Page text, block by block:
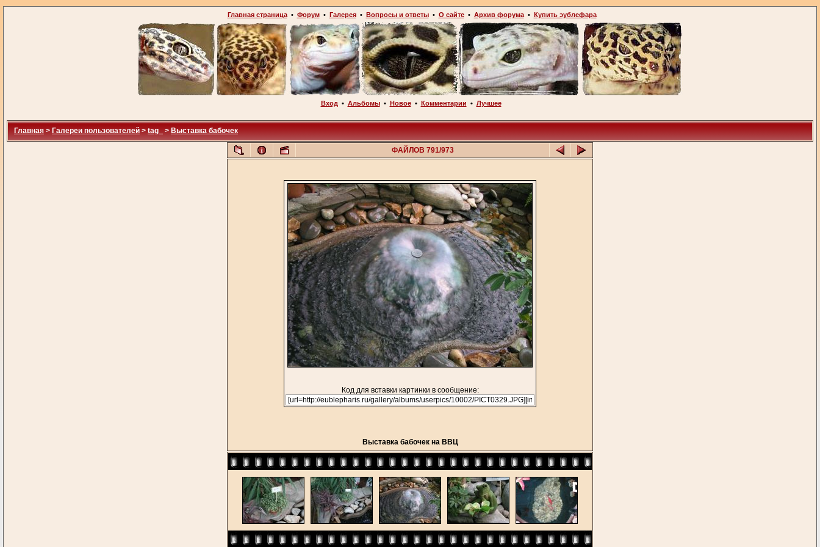
Главная страница• Форум• Галерея• Вопросы и ответы• О сайте• Архив форума• Купить эублефара
Вход • Альбомы• Новое• Комментарии • Лучшее
Главная > Галереи пользователей > tag_ > Выставка бабочек
ФАЙЛОВ 791/973
Код для вставки картинки в сообщение:
Выставка бабочек на ВВЦ